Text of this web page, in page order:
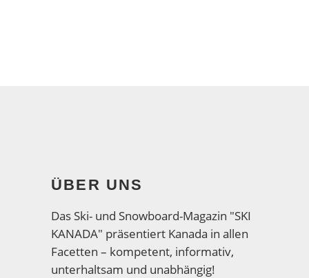
ÜBER UNS
Das Ski- und Snowboard-Magazin "SKI
KANADA" präsentiert Kanada in allen
Facetten – kompetent, informativ,
unterhaltsam und unabhängig!